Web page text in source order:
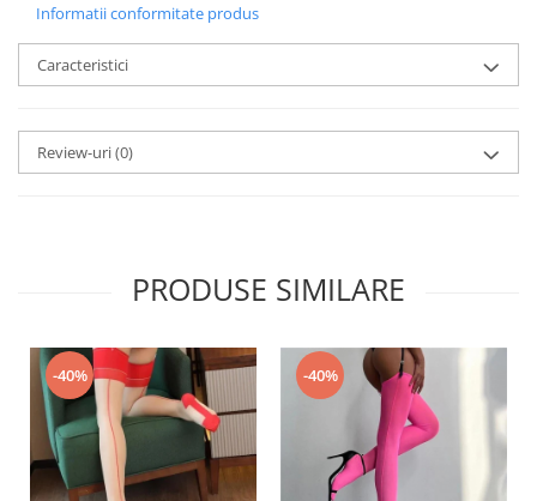
Informatii conformitate produs
Caracteristici
Review-uri(0)
PRODUSE SIMILARE
-40% -40%